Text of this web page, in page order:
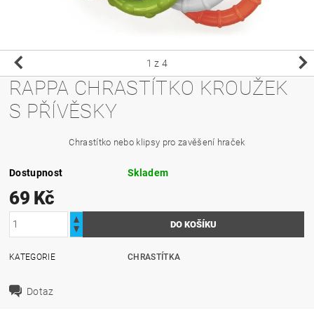
1 z 4
RAPPA CHRASTÍTKO KROUŽEK
S PŘÍVĚSKY
Chrastítko nebo klipsy pro zavěšení hraček
Dostupnost Skladem
69 Kč
KATEGORIE CHRASTÍTKA
Dotaz